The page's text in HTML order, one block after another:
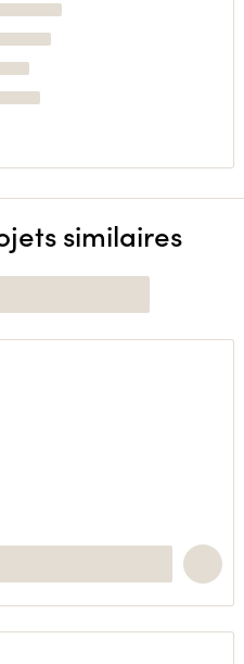
similaires